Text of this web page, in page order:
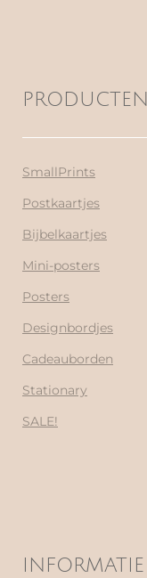
PRODUCTEN
SmallPrints
Postkaartjes
Bijbelkaartjes
Mini-posters
Posters
Designbordjes
Cadeauborden
Stationary
SALE!
INFORMATIE